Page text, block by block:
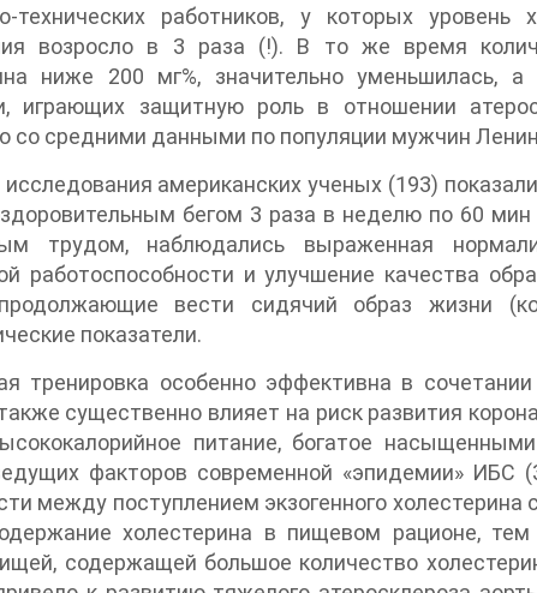
технических работников, у которых
возросло в 3 раза (!). В то же время
ниже 200 мг%, значительно уменьшилась, а
играющих защитную роль в отношении
со средними данными по популяции мужчин
американских ученых (193)
бегом 3 раза в неделю по 60
трудом, наблюдались выраженная
работоспособности и улучшение качества
вести сидячий образ жизни
показатели.
тренировка особенно эффективна в
существенно влияет на риск развития
питание, богатое
факторов современной «эпидемии» ИБС
между поступлением экзогенного холестерина
холестерина в пищевом рационе,
содержащей большое количество